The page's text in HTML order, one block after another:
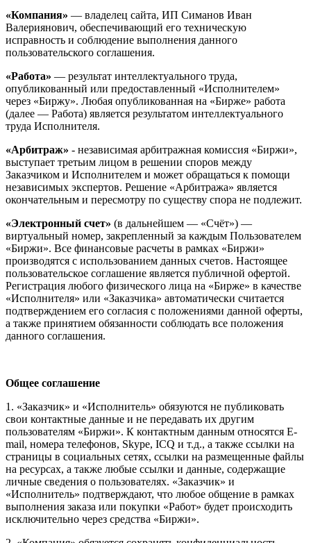
«Компания» — владелец сайта, ИП Симанов Иван
Валериянович, обеспечивающий его техническую
исправность и соблюдение выполнения данного
пользовательского соглашения.
«Работа» — результат интеллектуального труда,
опубликованный или предоставленный «Исполнителем»
через «Биржу». Любая опубликованная на «Бирже» работа
(далее — Работа) является результатом интеллектуального
труда Исполнителя.
«Арбитраж» - независимая арбитражная комиссия «Биржи»,
выступает третьим лицом в решении споров между
Заказчиком и Исполнителем и может обращаться к помощи
независимых экспертов. Решение «Арбитража» является
окончательным и пересмотру по существу спора не подлежит.
«Электронный счет» (в дальнейшем — «Счёт») —
виртуальный номер, закрепленный за каждым Пользователем
«Биржи». Все финансовые расчеты в рамках «Биржи»
производятся с использованием данных счетов. Настоящее
пользовательское соглашение является публичной офертой.
Регистрация любого физического лица на «Бирже» в качестве
«Исполнителя» или «Заказчика» автоматически считается
подтверждением его согласия с положениями данной оферты,
а также принятием обязанности соблюдать все положения
данного соглашения.
Общее соглашение
1. «Заказчик» и «Исполнитель» обязуются не публиковать
свои контактные данные и не передавать их другим
пользователям «Биржи». К контактным данным относятся E-
mail, номера телефонов, Skype, ICQ и т.д., а также ссылки на
страницы в социальных сетях, ссылки на размещенные файлы
на ресурсах, а также любые ссылки и данные, содержащие
личные сведения о пользователях. «Заказчик» и
«Исполнитель» подтверждают, что любое общение в рамках
выполнения заказа или покупки «Работ» будет происходить
исключительно через средства «Биржи».